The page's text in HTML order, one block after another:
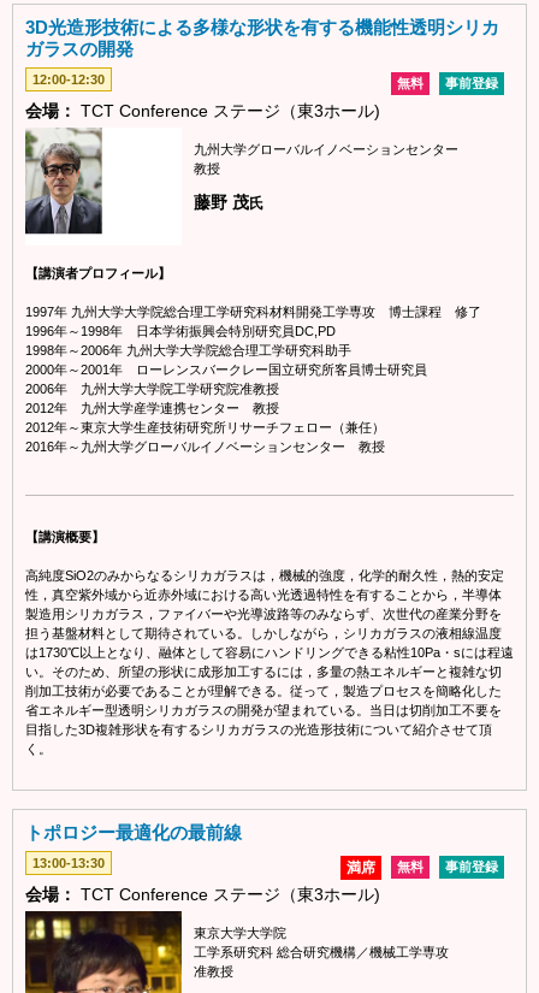
3D光造形技術による多様な形状を有する機能性透明シリカ
ガラスの開発
12:00-12:30 事前登録
無料
会場： TCT Conference ステージ（東3ホール)
九州大学グローバルイノベーションセンター
教授
藤野 茂氏
【講演者プロフィール】
1997年 九州大学大学院総合理工学研究科材料開発工学専攻 博士課程 修了
1996年～1998年 日本学術振興会特別研究員DC,PD
1998年～2006年 九州大学大学院総合理工学研究科助手
2000年～2001年 ローレンスバークレー国立研究所客員博士研究員
2006年 九州大学大学院工学研究院准教授
2012年 九州大学産学連携センター 教授
2012年～東京大学生産技術研究所リサーチフェロー（兼任）
2016年～九州大学グローバルイノベーションセンター 教授
【講演概要】
高純度SiO2のみからなるシリカガラスは，機械的強度，化学的耐久性，熱的安定
性，真空紫外域から近赤外域における高い光透過特性を有することから，半導体
製造用シリカガラス，ファイバーや光導波路等のみならず、次世代の産業分野を
担う基盤材料として期待されている。しかしながら，シリカガラスの液相線温度
は1730℃以上となり、融体として容易にハンドリングできる粘性10Pa・sには程遠
い。そのため、所望の形状に成形加工するには，多量の熱エネルギーと複雑な切
削加工技術が必要であることが理解できる。従って，製造プロセスを簡略化した
省エネルギー型透明シリカガラスの開発が望まれている。当日は切削加工不要を
目指した3D複雑形状を有するシリカガラスの光造形技術について紹介させて頂
く。
トポロジー最適化の最前線
13:00-13:30 事前登録
無料
満席
会場： TCT Conference ステージ（東3ホール)
東京大学大学院
工学系研究科 総合研究機構／機械工学専攻
准教授